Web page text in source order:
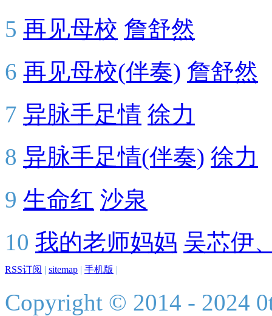
5 再见母校 詹舒然
6 再见母校(伴奏) 詹舒然
7 异脉手足情 徐力
8 异脉手足情(伴奏) 徐力
9 生命红 沙泉
10 我的老师妈妈 吴芯伊
RSS订阅 | sitemap | 手机版 |
Copyright © 2014 - 2024